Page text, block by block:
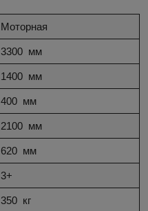
Моторная
3300 мм
1400 мм
400 мм
2100 мм
620 мм
3+
350 кг